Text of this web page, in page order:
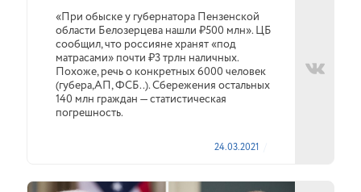
«При обыске у губернатора Пензенской
области Белозерцева нашли ₽500 млн». ЦБ
сообщил, что россияне хранят «под
матрасами» почти ₽3 трлн наличных.
Похоже, речь о конкретных 6000 человек
(губера,АП, ФСБ..). Сбережения остальных
140 млн граждан — статистическая
погрешность.
24.03.2021